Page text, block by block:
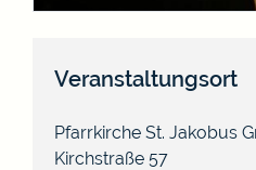
Veranstaltungsort
Pfarrkirche St. Jakobus
Kirchstraße 57